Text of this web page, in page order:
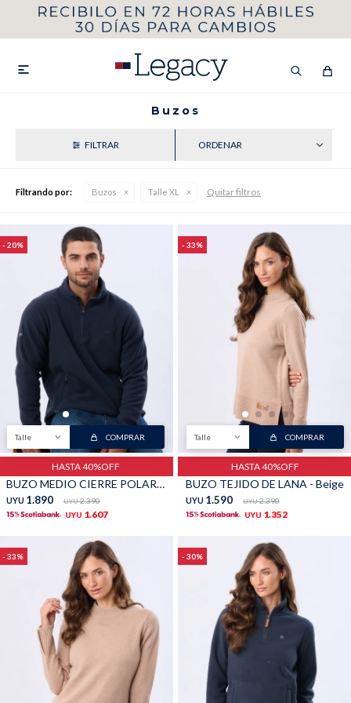

Buzos
Filtrando por: Buzos Talle XL Quitar filtros
20
Talle COMPRAR
HASTA 40%OFF
BUZO MEDIO CIERRE POLAR - Azul
UYU 1.890 UYU 2.390
UYU 1.607
33
Talle COMPRAR
HASTA 40%OFF
BUZO TEJIDO DE LANA - Beige
UYU 1.590 UYU 2.390
UYU 1.352
33 30
MI CUENTA
VER COLECCIÓN DE HOMBRE
Buzos Pantalones
Canguros Jeans